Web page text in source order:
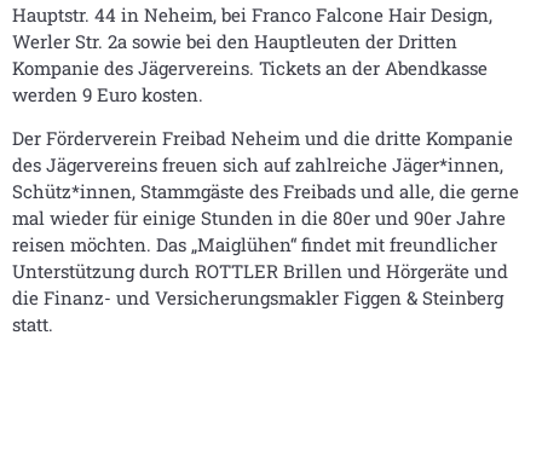
Hauptstr. 44 in Neheim, bei Franco Falcone Hair Design,
Werler Str. 2a sowie bei den Hauptleuten der Dritten
Kompanie des Jägervereins. Tickets an der Abendkasse
werden 9 Euro kosten.
Der Förderverein Freibad Neheim und die dritte Kompanie
des Jägervereins freuen sich auf zahlreiche Jäger*innen,
Schütz*innen, Stammgäste des Freibads und alle, die gerne
mal wieder für einige Stunden in die 80er und 90er Jahre
reisen möchten. Das „Maiglühen“ findet mit freundlicher
Unterstützung durch ROTTLER Brillen und Hörgeräte und
die Finanz- und Versicherungsmakler Figgen & Steinberg
statt.